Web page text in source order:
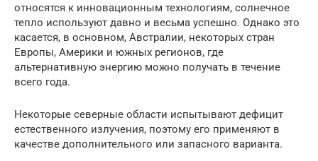
относятся к инновационным технологиям, солнечное
тепло используют давно и весьма успешно. Однако это
касается, в основном, Австралии, некоторых стран
Европы, Америки и южных регионов, где
альтернативную энергию можно получать в течение
всего года.
Некоторые северные области испытывают дефицит
естественного излучения, поэтому его применяют в
качестве дополнительного или запасного варианта.